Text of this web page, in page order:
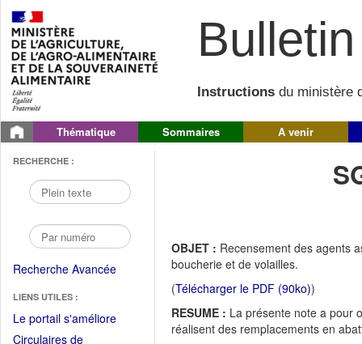
Instructions du ministère
Thématique Sommaires A venir
RECHERCHE :
Recherche Avancée
LIENS UTILES :
Le portail s'améliore(Fichier
Circulaires de
OBJET : Recensement des agents
boucherie et de volailles.
(Télécharger le PDF (90ko))
RESUME : La présente note a pour
réalisent des remplacements en